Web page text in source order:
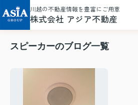
川越の不動産情報を豊富にご用意
株式会社 アジア不動産
スピーカーのブログ一覧